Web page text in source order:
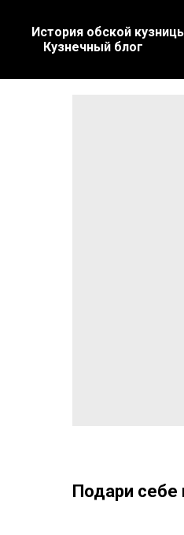
История обской
Кузнечный блог
Подари себе